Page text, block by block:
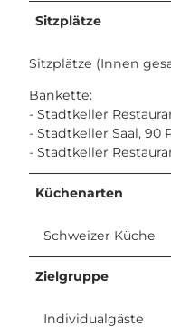
Sitzplätze
Sitzplätze (Innen
Bankette:
- Stadtkeller
- Stadtkeller Saal, 90
- Stadtkeller
Küchenarten
Schweizer Küche
Zielgruppe
Individualgäste